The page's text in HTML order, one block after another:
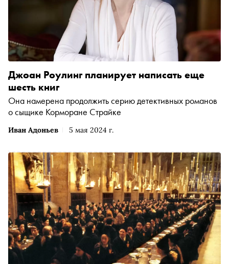
Иван Адоньев 5 мая 2024 г.
Джоан Роулинг планирует написать еще
шесть книг
Она намерена продолжить серию детективных романов
о сыщике Корморане Страйке